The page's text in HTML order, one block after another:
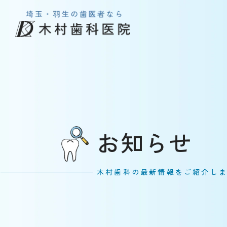
お知らせ
木村歯科の最新情報をご紹介し